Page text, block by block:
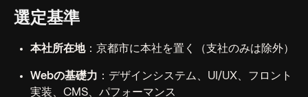
選定基準
本社所在地：京都市に本社を置く（支社のみは除外）
Webの基礎力
：デザインシステム、UI/UX、フロント
実装、CMS、パフォーマンス